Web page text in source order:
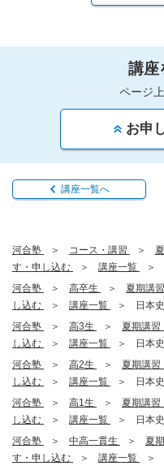
講座
ページ
お申
講座一覧へ
河合塾 コース・講習
す・申し込む
講座一覧
河合塾
高卒生 夏期講
し込む
講座一覧
日本
河合塾
高3生 夏期講習
し込む
講座一覧
日本
河合塾
高2生 夏期講習
し込む
講座一覧
日本
河合塾
高1生 夏期講習
し込む
講座一覧
日本
河合塾
中高一貫生 夏
す・申し込む
講座一覧